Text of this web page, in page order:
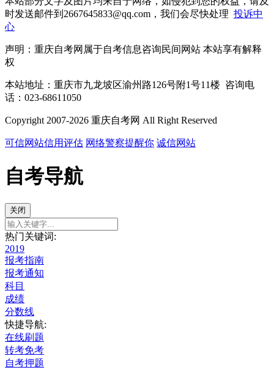
时发送邮件到2667645833@qq.com，我们会尽快处理 投诉中
心
声明：重庆自考网属于自考信息咨询民间网站 本站享有解释
权
本站地址：重庆市九龙坡区渝州路126号附1号11楼 咨询电
话：023-68611050
Copyright 2007-2026 重庆自考网 All Right Reserved
可信网站信用评估 网络警察提醒你 诚信网站
自考导航
关闭
热门关键词:
2019
报考指南
报考通知
科目
成绩
分数线
快捷导航:
在线刷题
转考免考
自考押题